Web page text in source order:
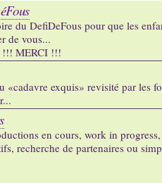
du DefiDeFous pour que les
de vous...
!!! MERCI !!!
«cadavre exquis» revisité par les
en cours, work in
recherche de partenaires ou